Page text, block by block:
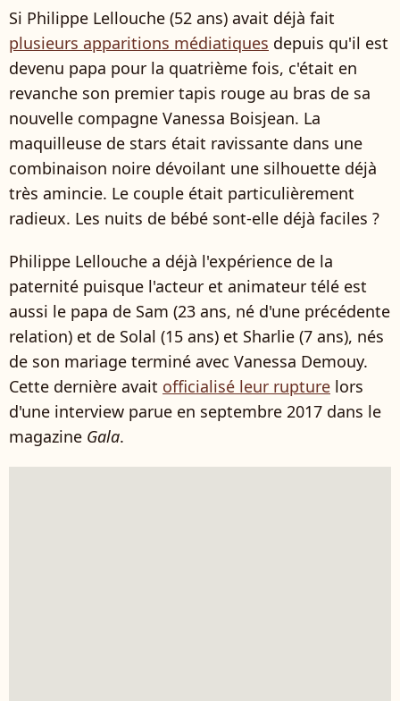
Si Philippe Lellouche (52 ans) avait déjà fait
plusieurs apparitions médiatiques depuis qu'il est
devenu papa pour la quatrième fois, c'était en
revanche son premier tapis rouge au bras de sa
nouvelle compagne Vanessa Boisjean. La
maquilleuse de stars était ravissante dans une
combinaison noire dévoilant une silhouette déjà
très amincie. Le couple était particulièrement
radieux. Les nuits de bébé sont-elle déjà faciles ?
Philippe Lellouche a déjà l'expérience de la
paternité puisque l'acteur et animateur télé est
aussi le papa de Sam (23 ans, né d'une précédente
relation) et de Solal (15 ans) et Sharlie (7 ans), nés
de son mariage terminé avec Vanessa Demouy.
Cette dernière avait officialisé leur rupture lors
d'une interview parue en septembre 2017 dans le
magazine Gala.